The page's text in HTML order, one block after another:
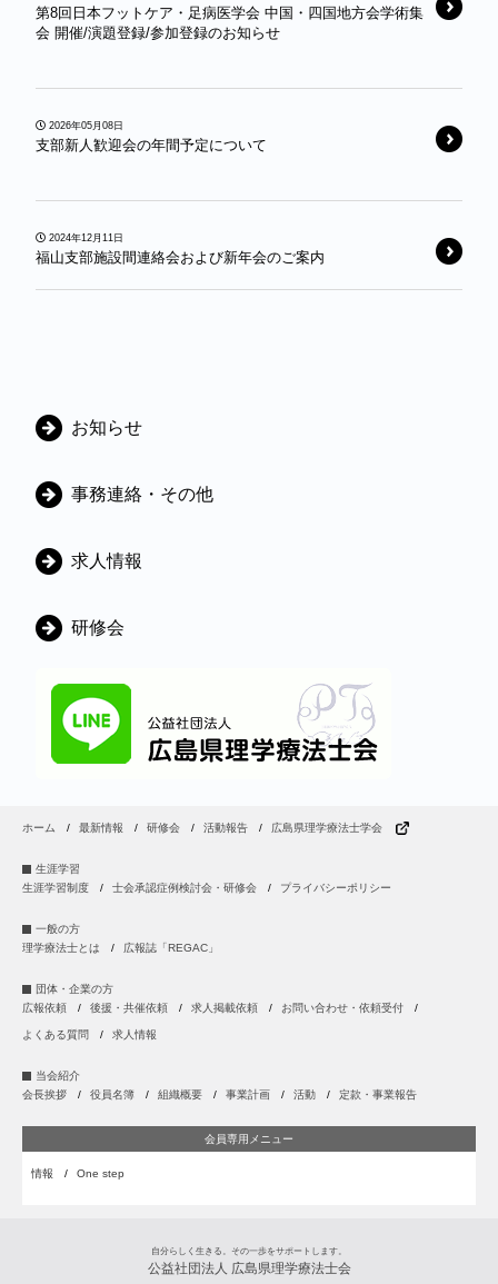
第8回日本フットケア・足病医学会 中国・四国地方会学術集
会 開催/演題登録/参加登録のお知らせ
2026年05月08日
支部新人歓迎会の年間予定について
2024年12月11日
福山支部施設間連絡会および新年会のご案内￼
カ
ゴ
ー
お知らせ
事務連絡・その他
求人情報
研修会
ホーム 最新情報 研修会 活動報告 広島県理学療法士学会
生涯学習
生涯学習制度
士会承認症例検討会・研修会 プライバシーポリシー
一般の方
理学療法士とは
広報誌「REGAC」
団体・企業の方
広報依頼
後援・共催依頼 求人掲載依頼 お問い合わせ・依頼受付
よくある質問 求人情報
当会紹介
会長挨拶
役員名簿 組織概要 事業計画 活動 定款・事業報告
会員専用メニュー
情報 One step
自分らしく生きる。その一歩をサポートします。
公益社団法人 広島県理学療法士会